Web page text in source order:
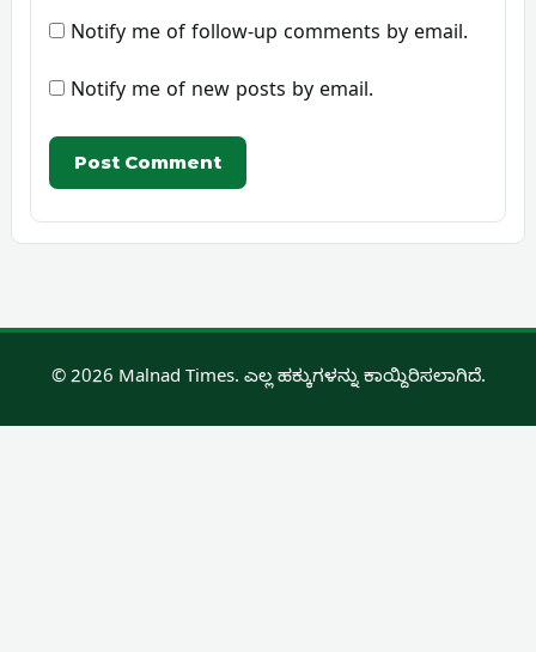
Notify me of follow-up comments by email.
Notify me of new posts by email.
© 2026 Malnad Times. ಎಲ್ಲ ಹಕ್ಕುಗಳನ್ನು ಕಾಯ್ದಿರಿಸಲಾಗಿದೆ.